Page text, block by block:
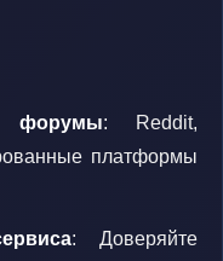
форумы: Reddit,
платформы
: Доверяйте